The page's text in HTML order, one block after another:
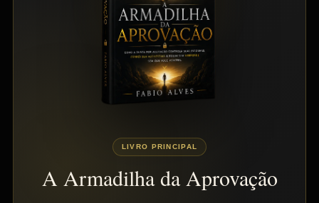
LIVRO PRINCIPAL
A Armadilha da Aprovação